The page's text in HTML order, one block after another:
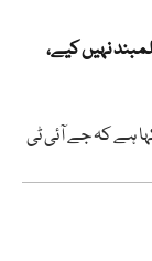
نہیں کیے،
ہے کہ جے آئی ٹی